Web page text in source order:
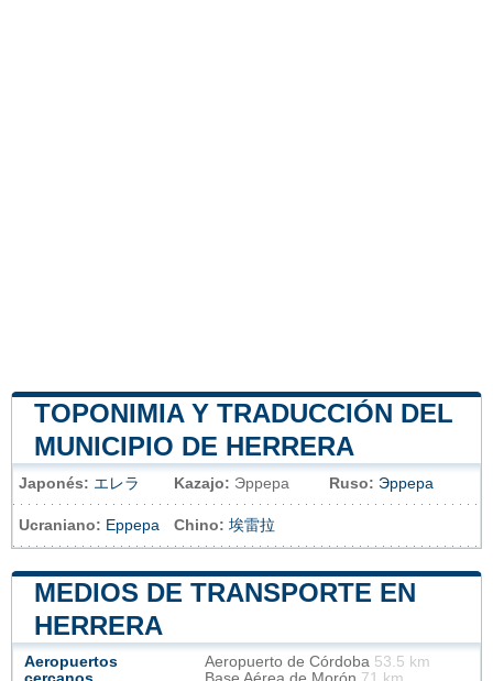
TOPONIMIA Y TRADUCCIÓN DEL
MUNICIPIO DE HERRERA
Japonés: エレラ Kazajo: Эррера Ruso: Эррера
Ucraniano: Еррера Chino: 埃雷拉
MEDIOS DE TRANSPORTE EN
HERRERA
Aeropuertos
Aeropuerto de Córdoba 53.5 km